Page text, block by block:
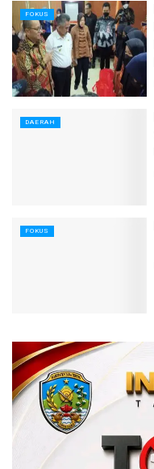
FOKUS
DAERAH
FOKUS